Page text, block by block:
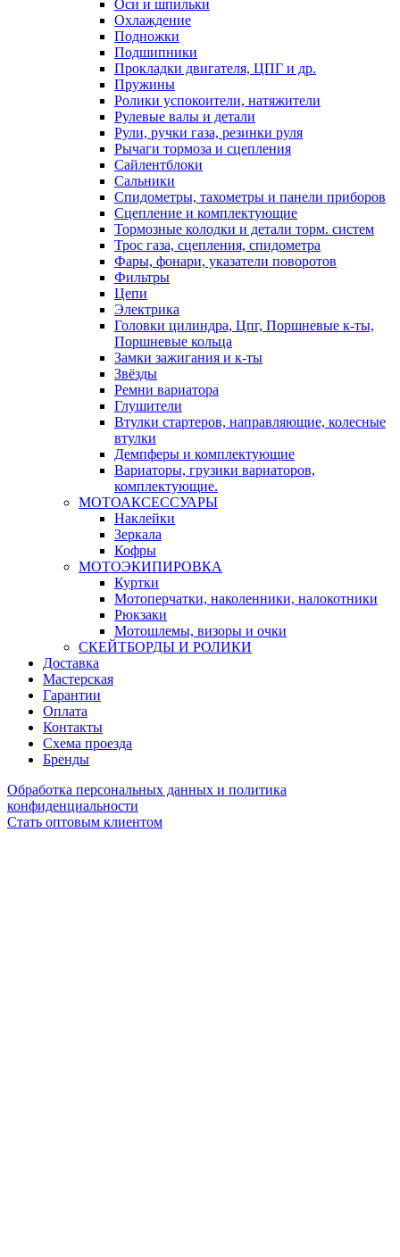
Оси и шпильки
Охлаждение
Подножки
Подшипники
Прокладки двигателя, ЦПГ и др.
Пружины
Ролики успокоители, натяжители
Рулевые валы и детали
Рули, ручки газа, резинки руля
Рычаги тормоза и сцепления
Сайлентблоки
Сальники
Спидометры, тахометры и панели приборов
Сцепление и комплектующие
Тормозные колодки и детали торм. систем
Трос газа, сцепления, спидометра
Фары, фонари, указатели поворотов
Фильтры
Цепи
Электрика
Головки цилиндра, Цпг, Поршневые к-ты,
Поршневые кольца
Замки зажигания и к-ты
Звёзды
Ремни вариатора
Глушители
Втулки стартеров, направляющие, колесные
втулки
Демпферы и комплектующие
Вариаторы, грузики вариаторов,
комплектующие.
МОТОАКСЕССУАРЫ
Наклейки
Зеркала
Кофры
МОТОЭКИПИРОВКА
Куртки
Мотоперчатки, наколенники, налокотники
Рюкзаки
Мотошлемы, визоры и очки
СКЕЙТБОРДЫ И РОЛИКИ
Доставка
Мастерская
Гарантии
Оплата
Контакты
Схема проезда
Бренды
Обработка персональных данных и политика
конфиденциальности
Стать оптовым клиентом